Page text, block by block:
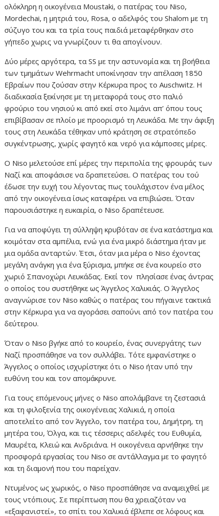
ολόκληρη η οικογένεια Moustaki, ο πατέρας του Niso,
Mordechai, η μητριά του, Rosa, ο αδελφός του Shalom με τη
σύζυγο του και τα τρία τους παιδιά μεταφέρθηκαν στο
γήπεδο χωρις να γνωρίζουν τι θα απογίνουν.
Δύο μέρες αργότερα, τα SS με την αστυνομία και τη βοήθεια
των τμημάτων Wehrmacht υποκίνησαν την απέλαση 1850
Εβραίων που ζούσαν στην Κέρκυρα προς το Auschwitz. Η
διαδικασία ξεκίνησε με τη μεταφορά τους στο παλιό
φρούριο του νησιού κι από εκεί στο λιμάνι απ’ όπου τους
επιβίβασαν σε πλοίο με προορισμό τη Λευκάδα. Με την άφιξη
τους στη Λευκάδα τέθηκαν υπό κράτηση σε στρατόπεδο
συγκέντρωσης, χωρίς φαγητό και νερό για κάμποσες μέρες.
Ο Niso μελετούσε επί μέρες την περιπολία της φρουράς των
Ναζί και αποφάσισε να δραπετεύσει. Ο πατέρας του τού
έδωσε την ευχή του λέγοντας πως τουλάχιστον ένα μέλος
από την οικογένεια ίσως καταφέρει να επιβιώσει. Όταν
παρουσιάστηκε η ευκαιρία, ο Niso δραπέτευσε.
Για να αποφύγει τη σύλληψη κρυβόταν σε ένα κατάστημα και
κοιμόταν στα αμπέλια, ενώ για ένα μικρό διάστημα ήταν με
μια ομάδα ανταρτών. Έτσι, όταν μια μέρα ο Niso έχοντας
μεγάλη ανάγκη για ένα ξύρισμα, μπήκε σε ένα κουρείο στο
χωριό Σπανοχώρι Λευκάδας. Εκεί τον πλησίασε ένας άντρας
ο οποίος του συστήθηκε ως Άγγελος Χαλικιάς. Ο Άγγελος
αναγνώρισε τον Niso καθώς ο πατέρας του πήγαινε τακτικά
στην Κέρκυρα για να αγοράσει σαπούνι από τον πατέρα του
δεύτερου.
Όταν ο Niso βγήκε από το κουρείο, ένας συνεργάτης των
Ναζί προσπάθησε να τον συλλάβει. Τότε εμφανίστηκε ο
Άγγελος ο οποίος ισχυρίστηκε ότι ο Niso ήταν υπό την
ευθύνη του και τον απομάκρυνε.
Για τους επόμενους μήνες ο Niso απολάμβανε τη ζεστασιά
και τη φιλοξενία της οικογένειας Χαλικιά, η οποία
αποτελείτο από τον Άγγελο, τον πατέρα του, Δημήτρη, τη
μητέρα του, Όλγα, και τις τέσσερις αδελφές του Ευθυμία,
Μαυρέτα, Κλειώ και Ανδριάνα. Η οικογένεια αρνήθηκε την
προσφορά εργασίας του Niso σε αντάλλαγμα με το φαγητό
και τη διαμονή που του παρείχαν.
Ντυμένος ως χωρικός, ο Niso προσπάθησε να αναμειχθεί με
τους ντόπιους. Σε περίπτωση που θα χρειαζόταν να
«εξαφανιστεί», το σπίτι του Χαλικιά έβλεπε σε λόφους και